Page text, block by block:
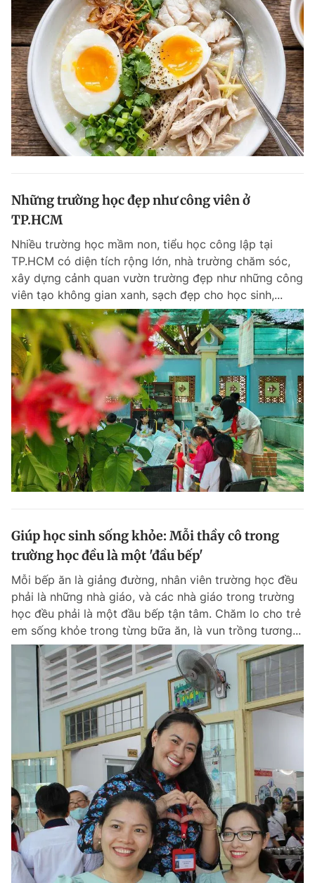
Tin thị trường Tin 360
Video Magazine
Sản phẩm khác
Tiện ích Bạn cần biết
Đọc Thanh Niên trên điện thoại
Theo dõi báo trên
Hotline
0906 645 777
Liên hệ quảng cáo
0908 780 404
Đặt báo Quảng cáo RSS Tòa soạn Chính sách bảo
Tổng biên tập: Nguyễn Ngọc Toàn
Tổng thư ký tòa soạn: Đức Trung
Giấy phép xuất bản số 110/GP - BTTTT cấp ngày 24.3.2020
© 2003-2026 Bản quyền thuộc về Báo Thanh Niên. Cấm sao chép
dưới mọi hình thức nếu không có sự chấp thuận bằng văn bản.
Phát triển bởi ePi Technologies, JSC.
Những trường học đẹp như công viên ở
TP.HCM
Nhiều trường học mầm non, tiểu học công lập tại
TP.HCM có diện tích rộng lớn, nhà trường chăm sóc,
xây dựng cảnh quan vườn trường đẹp như những công
viên tạo không gian xanh, sạch đẹp cho học sinh,...
Giúp học sinh sống khỏe: Mỗi thầy cô trong
trường học đều là một 'đầu bếp'
Mỗi bếp ăn là giảng đường, nhân viên trường học đều
phải là những nhà giáo, và các nhà giáo trong trường
học đều phải là một đầu bếp tận tâm. Chăm lo cho trẻ
em sống khỏe trong từng bữa ăn, là vun trồng tương...